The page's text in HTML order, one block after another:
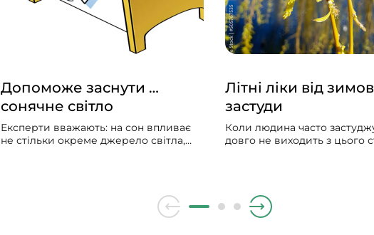
Допоможе заснути …
сонячне світло
Експерти вважають: на сон впливає
не стільки окреме джерело світла,
світла вдень, тим менше його вплив
Літні ліки від
застуди
Коли людина часто
довго не виходить з цього
гілочками верби.